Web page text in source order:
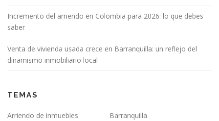
Incremento del arriendo en Colombia para 2026: lo que debes
saber
Venta de vivienda usada crece en Barranquilla: un reflejo del
dinamismo inmobiliario local
TEMAS
Arriendo de inmuebles
Barranquilla